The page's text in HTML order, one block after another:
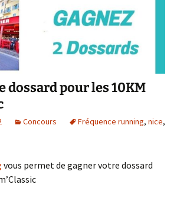
dossard pour les 10KM
Concours Fréquence running, nice,
vous permet de gagner votre dossard